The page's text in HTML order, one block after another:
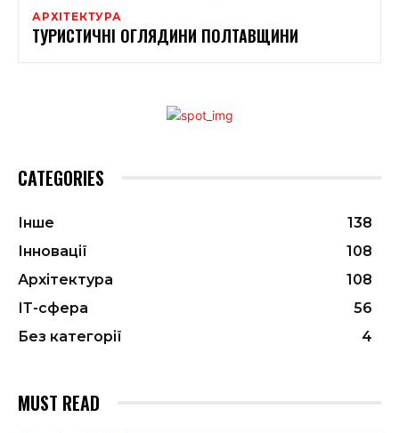
АРХІТЕКТУРА
ТУРИСТИЧНІ ОГЛЯДИНИ ПОЛТАВЩИНИ
CATEGORIES
Інше
138
Інновації
108
Архітектура
108
ІТ-сфера
56
Без категорії
4
MUST READ